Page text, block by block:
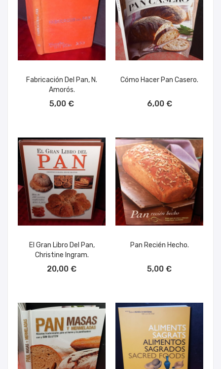
Fabricación Del Pan, N.
Amorós.
5,00 €
Cómo Hacer Pan Casero.
6,00 €
El Gran Libro Del Pan,
Christine Ingram.
20,00 €
Pan Recién Hecho.
5,00 €